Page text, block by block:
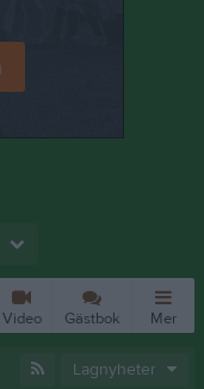
Video Gästbok Mer
Lagnyheter